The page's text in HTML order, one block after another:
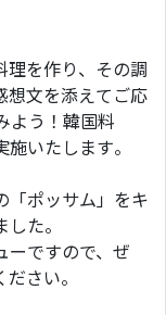
理を作り、その調
想文を添えてご応
よう！韓国料
いたします。
「ポッサム」をキ
た。
ーですので、ぜ
さい。